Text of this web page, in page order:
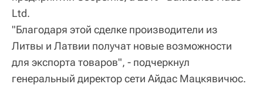
Ltd.
"Благодаря этой сделке производители из
Литвы и Латвии получат новые возможности
для экспорта товаров", - подчеркнул
генеральный директор сети Айдас Мацкявичюс.